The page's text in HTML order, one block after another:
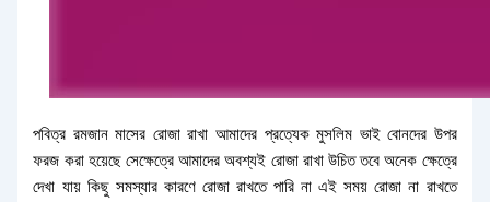
পবিত্র রমজান মাসের রোজা রাখা আমাদের প্রত্যেক মুসলিম ভাই বোনদের উপর
ফরজ করা হয়েছে সেক্ষেত্রে আমাদের অবশ্যই রোজা রাখা উচিত তবে অনেক ক্ষেত্রে
দেখা যায় কিছু সমস্যার কারণে রোজা রাখতে পারি না এই সময় রোজা না রাখতে